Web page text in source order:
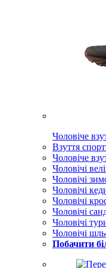
Чоловіче
Взуття
Чоловіче
Чоловічі
Чоловічі
Чоловічі
Чоловічі
Чоловічі
Чоловічі
Чоловічі
Побачити